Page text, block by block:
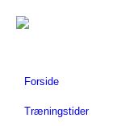
Forside
Træningstider